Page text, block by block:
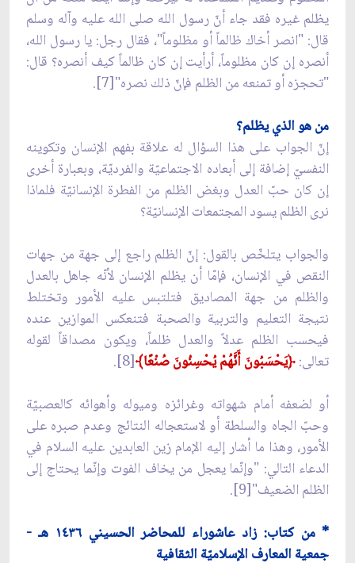
يظلم غيره فقد جاء أنّ رسول الله صلى الله عليه وآله وسلم
قال: "انصر أخاك ظالماً أو مظلوماً"، فقال رجل: يا رسول الله،
أنصره إن كان مظلوماً، أرأيت إن كان ظالماً كيف أنصره؟ قال:
"تحجزه أو تمنعه من الظلم فإنّ ذلك نصره"[7].
من هو الذي يظلم؟
إنّ الجواب على هذا السؤال له علاقة بفهم الإنسان وتكوينه
النفسيّ إضافة إلى أبعاده الاجتماعيّة والفرديّة، وبعبارة أخرى
إن كان حبّ العدل وبغض الظلم من الفطرة الإنسانيّة فلماذا
نرى الظلم يسود المجتمعات الإنسانيّة؟
والجواب يتلخّص بالقول: إنّ الظلم راجع إلى جهة من جهات
النقص في الإنسان، فإمّا أن يظلم الإنسان لأنّه جاهل بالعدل
والظلم من جهة المصاديق فتلتبس عليه الأمور وتختلط
نتيجة التعليم والتربية والصحبة فتنعكس الموازين عنده
فيحسب الظلم عدلاً والعدل ظلماً، ويكون مصداقاً لقوله
تعالى:﴿يَحْسَبُونَ أَنَّهُمْ يُحْسِنُونَ صُنْعًا﴾[8].
أو لضعفه أمام شهواته وغرائزه وميوله وأهوائه كالعصبيّة
وحبّ الجاه والسلطة أو لاستعجاله النتائج وعدم صبره على
الأمور، وهذا ما أشار إليه الإمام زين العابدين عليه السلام في
الدعاء التالي: "وإنّما يعجل من يخاف الفوت وإنّما يحتاج إلى
الظلم الضعيف"[9].
* من كتاب: زاد عاشوراء للمحاضر الحسيني ١٤٣٦ هـ -
جمعية المعارف الإسلاميّة الثقافية